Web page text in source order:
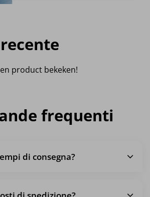
product bekeken!
frequenti
di consegna?